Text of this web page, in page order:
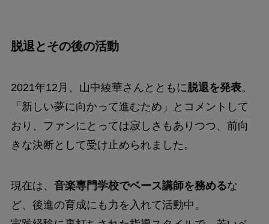
脱退とその後の活動
2021年12月、山中綾華さんとともに脱退を発表。
「新しい夢に向かって進むため」とコメントして
おり、ファンにとっては寂しさもありつつ、前向
きな決断として受け止められました。
現在は、 音楽専門学校でベース講師を務めるな
ど、後進の育成にも力を入れて活動中。